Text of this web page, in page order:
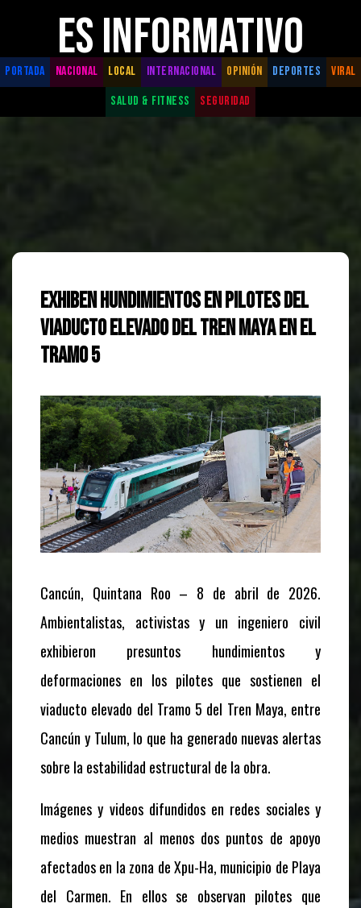
ES INFORMATIVO
PORTADA NACIONAL LOCAL INTERNACIONAL OPINIÓN DEPORTES
VIRAL
SALUD & FITNESS
SEGURIDAD
Exhiben hundimientos en pilotes del
viaducto elevado del Tren Maya en el
Tramo 5
Cancún, Quintana Roo – 8 de abril de 2026.
Ambientalistas, activistas y un ingeniero civil
exhibieron presuntos hundimientos y
deformaciones en los pilotes que sostienen el
viaducto elevado del Tramo 5 del Tren Maya, entre
Cancún y Tulum, lo que ha generado nuevas alertas
sobre la estabilidad estructural de la obra.
Imágenes y videos difundidos en redes sociales y
medios muestran al menos dos puntos de apoyo
afectados en la zona de Xpu-Ha, municipio de Playa
del Carmen. En ellos se observan pilotes que